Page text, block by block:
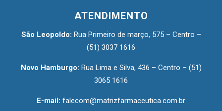
ATENDIMENTO
São Leopoldo: Rua Primeiro de março, 575 – Centro –
(51) 3037 1616
Novo Hamburgo: Rua Lima e Silva, 436 – Centro – (51)
3065 1616
E-mail: falecom@matrizfarmaceutica.com.br